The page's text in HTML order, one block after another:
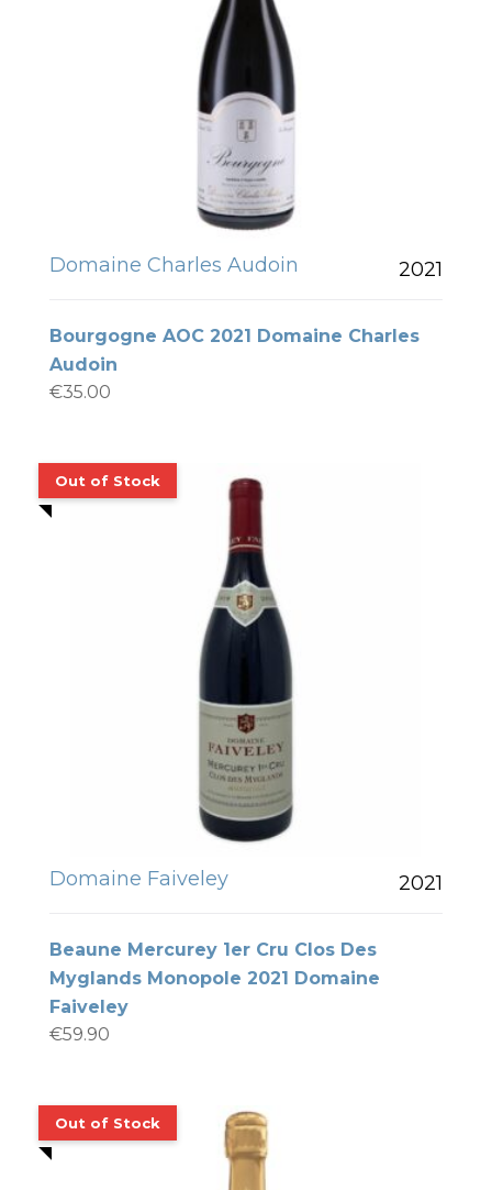
Domaine Charles Audoin 2021
Bourgogne AOC 2021 Domaine Charles
Audoin
€35.00
Domaine Faiveley 2021
Beaune Mercurey 1er Cru Clos Des
Myglands Monopole 2021 Domaine
Faiveley
€59.90